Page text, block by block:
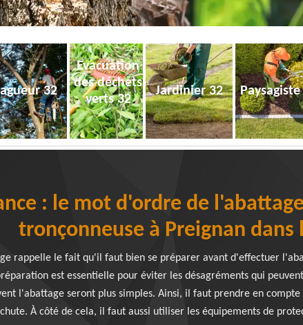
32
Evacuation
des déchets
verts 32
Jardinier 32
: le mot d'ordre de
tronçonneuse à Preignan dans
rappelle le fait qu'il faut bien se préparer avant d'effectuer
est essentielle pour éviter les désagréments qui
l'abattage seront plus simples. Ainsi, il faut prendre en
À côté de cela, il faut aussi utiliser les équipements de